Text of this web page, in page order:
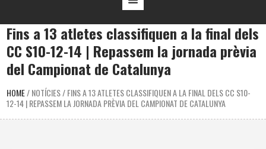
Fins a 13 atletes classifiquen a la final dels
CC S10-12-14 | Repassem la jornada prèvia
del Campionat de Catalunya
HOME/NOTÍCIES/FINS A 13 ATLETES CLASSIFIQUEN A LA FINAL DELS CC S10-
12-14 | REPASSEM LA JORNADA PRÈVIA DEL CAMPIONAT DE CATALUNYA